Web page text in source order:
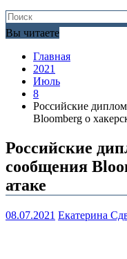
Вы читаете
Главная
2021
Июль
8
Российские
Bloomberg о
Российские
сообщения
атаке
08.07.2021 Екатерина